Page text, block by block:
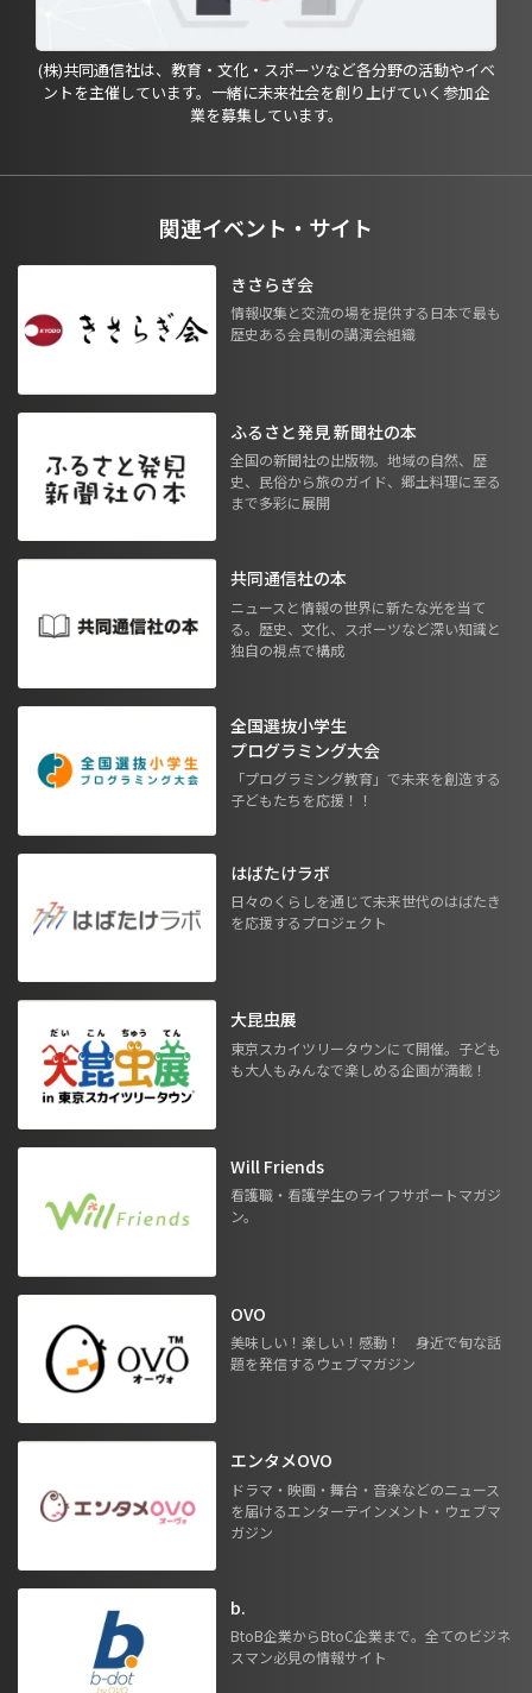
(株)共同通信社は、教育・文化・スポーツなど各分野の活動やイベ
ントを主催しています。一緒に未来社会を創り上げていく参加企
業を募集しています。
関連イベント・サイト
きさらぎ会
情報収集と交流の場を提供する日本で最も
歴史ある会員制の講演会組織
ふるさと発見 新聞社の本
全国の新聞社の出版物。地域の自然、歴
史、民俗から旅のガイド、郷土料理に至る
まで多彩に展開
共同通信社の本
ニュースと情報の世界に新たな光を当て
る。歴史、文化、スポーツなど深い知識と
独自の視点で構成
全国選抜小学生
プログラミング大会
「プログラミング教育」で未来を創造する
子どもたちを応援！！
はばたけラボ
日々のくらしを通じて未来世代のはばたき
を応援するプロジェクト
大昆虫展
東京スカイツリータウンにて開催。子ども
も大人もみんなで楽しめる企画が満載！
Will Friends
看護職・看護学生のライフサポートマガジ
ン。
OVO
美味しい！楽しい！感動！ 身近で旬な話
題を発信するウェブマガジン
エンタメOVO
ドラマ・映画・舞台・音楽などのニュース
を届けるエンターテインメント・ウェブマ
ガジン
b.
BtoB企業からBtoC企業まで。全てのビジネ
スマン必見の情報サイト